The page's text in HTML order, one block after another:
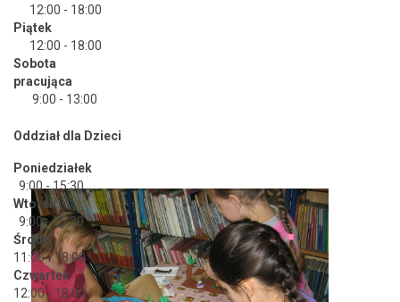
12:00 - 18:00
Piątek
12:00 - 18:00
Sobota
pracująca
9:00 - 13:00
Oddział dla Dzieci
Poniedziałek
9:00 - 15:30
Wtorek
9:00 - 15:30
Środa
11:00 - 18:00
Czwartek
12:00 - 18:00